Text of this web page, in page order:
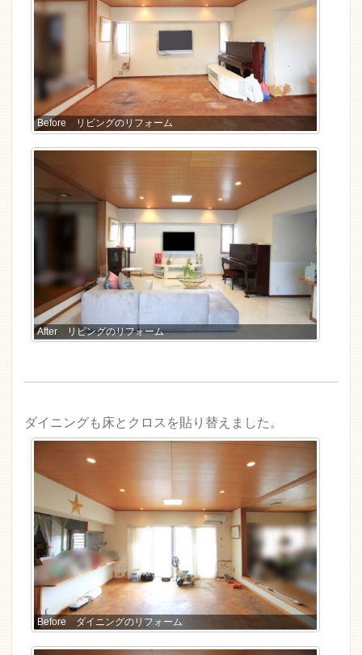
Before リビングのリフォーム
After リビングのリフォーム
ダイニングも床とクロスを貼り替えました。
Before ダイニングのリフォーム